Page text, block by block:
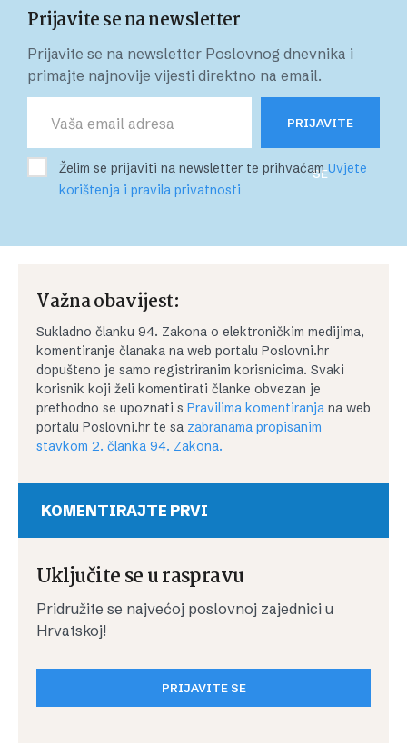
Prijavite se na newsletter
Prijavite se na newsletter Poslovnog dnevnika i
primajte najnovije vijesti direktno na email.
PRIJAVITE
SE
Želim se prijaviti na newsletter te prihvaćamUvjete
korištenja i pravila privatnosti
Važna obavijest:
Sukladno članku 94. Zakona o elektroničkim medijima,
komentiranje članaka na web portalu Poslovni.hr
dopušteno je samo registriranim korisnicima. Svaki
korisnik koji želi komentirati članke obvezan je
prethodno se upoznati s Pravilima komentiranja na web
portalu Poslovni.hr te sa zabranama propisanim
stavkom 2. članka 94. Zakona.
KOMENTIRAJTE PRVI
Uključite se u raspravu
Pridružite se najvećoj poslovnoj zajednici u
Hrvatskoj!
PRIJAVITE SE